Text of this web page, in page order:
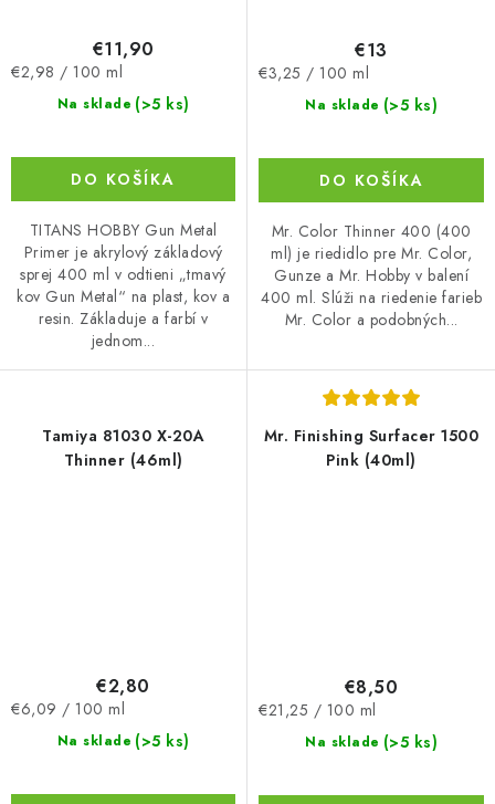
Na sklade (>5 ks)
€11,90
Jednotková
€2,98 / 100 ml
DO KOŠÍKA
TITANS HOBBY Gun Metal
Primer je akrylový základový
sprej 400 ml v odtieni „tmavý
kov Gun Metal“ na plast, kov a
resin. Základuje a farbí v
jednom...
Na sklade (>5 ks)
€13
Jednotková
€3,25 / 100 ml
DO KOŠÍKA
Mr. Color Thinner 400 (400
ml) je riedidlo pre Mr. Color,
Gunze a Mr. Hobby v balení
400 ml. Slúži na riedenie farieb
Mr. Color a podobných...
Tamiya 81030 X-20A
Thinner (46ml)
Na sklade (>5 ks)
€2,80
Jednotková
€6,09 / 100 ml
Mr. Finishing Surfacer 1500
Pink (40ml)
Na sklade (>5 ks)
€8,50
Jednotková
€21,25 / 100 ml